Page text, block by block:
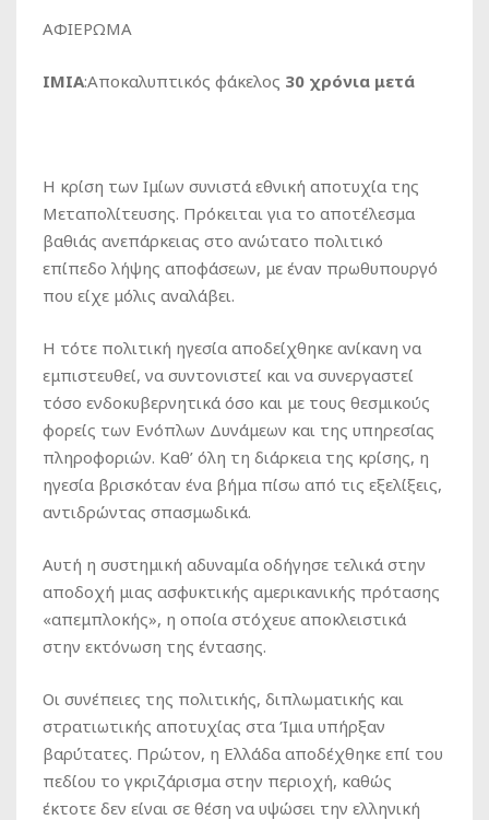
ΑΦΙΕΡΩΜΑ
ΙΜΙΑ:Αποκαλυπτικός φάκελος 30 χρόνια μετά
Η κρίση των Ιμίων συνιστά εθνική αποτυχία της
Μεταπολίτευσης. Πρόκειται για το αποτέλεσμα
βαθιάς ανεπάρκειας στο ανώτατο πολιτικό
επίπεδο λήψης αποφάσεων, με έναν πρωθυπουργό
που είχε μόλις αναλάβει.
Η τότε πολιτική ηγεσία αποδείχθηκε ανίκανη να
εμπιστευθεί, να συντονιστεί και να συνεργαστεί
τόσο ενδοκυβερνητικά όσο και με τους θεσμικούς
φορείς των Ενόπλων Δυνάμεων και της υπηρεσίας
πληροφοριών. Καθ’ όλη τη διάρκεια της κρίσης, η
ηγεσία βρισκόταν ένα βήμα πίσω από τις εξελίξεις,
αντιδρώντας σπασμωδικά.
Αυτή η συστημική αδυναμία οδήγησε τελικά στην
αποδοχή μιας ασφυκτικής αμερικανικής πρότασης
«απεμπλοκής», η οποία στόχευε αποκλειστικά
στην εκτόνωση της έντασης.
Οι συνέπειες της πολιτικής, διπλωματικής και
στρατιωτικής αποτυχίας στα Ίμια υπήρξαν
βαρύτατες. Πρώτον, η Ελλάδα αποδέχθηκε επί του
πεδίου το γκριζάρισμα στην περιοχή, καθώς
έκτοτε δεν είναι σε θέση να υψώσει την ελληνική